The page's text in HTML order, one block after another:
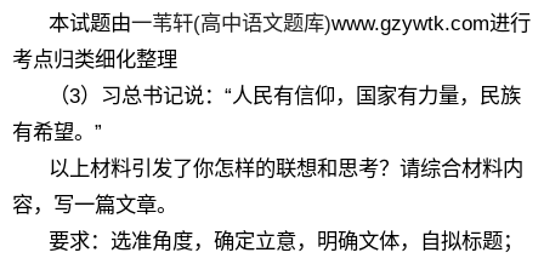
本试题由一苇轩(高中语文题库)www.gzywtk.com进行
考点归类细化整理
（3）习总书记说：“人民有信仰，国家有力量，民族
有希望。”
以上材料引发了你怎样的联想和思考？请综合材料内
容，写一篇文章。
要求：选准角度，确定立意，明确文体，自拟标题；